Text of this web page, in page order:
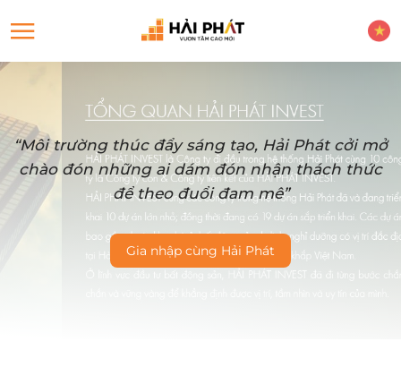
“Môi trường thúc đẩy sáng tạo, Hải Phát cởi mở
chào đón những ai dám đón nhận thách thức
để theo đuổi đam mê”
Gia nhập cùng Hải Phát